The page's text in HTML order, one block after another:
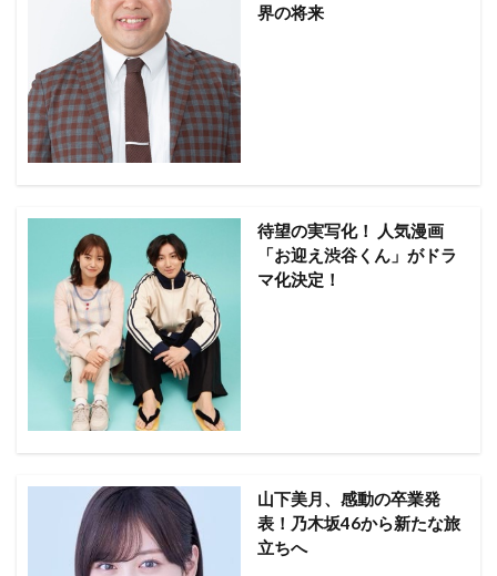
界の将来
待望の実写化！ 人気漫画
「お迎え渋谷くん」がドラ
マ化決定！
山下美月、感動の卒業発
表！乃木坂46から新たな旅
立ちへ